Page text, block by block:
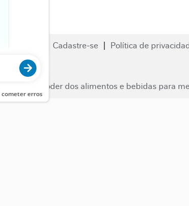
Cadastre-se Política de
o poder dos alimentos e bebidas para